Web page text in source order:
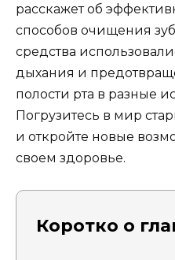
расскажет об
способов очищения
средства
дыхания и
полости рта в разные
Погрузитесь в мир
и откройте новые
своем здоровье.
Коротко о